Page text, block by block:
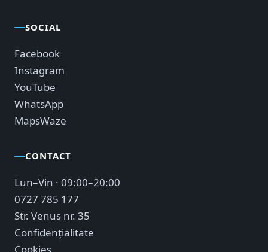
SOCIAL
Facebook
Instagram
YouTube
WhatsApp
MapsWaze
CONTACT
Lun–Vin · 09:00–20:00
0727 785 177
Str. Venus nr. 35
Confidențialitate